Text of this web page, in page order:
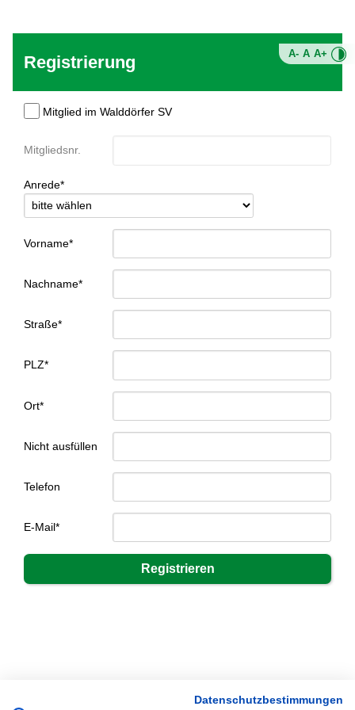
A- A A+
Registrierung
Mitglied im Walddörfer SV
Mitgliedsnr.
Anrede*
Vorname*
Nachname*
Straße*
PLZ*
Ort*
Nicht ausfüllen
Telefon
E-Mail*
Datenschutzbestimmungen